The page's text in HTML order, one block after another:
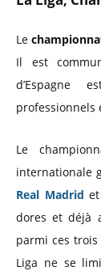
Le
Il est
d’Espagne
professionnels
Le
internationale
Real Madrid et
dores et déjà
parmi ces trois
Liga ne se